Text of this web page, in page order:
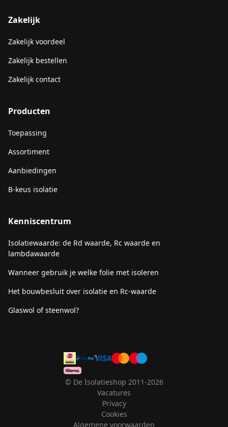
Zakelijk
Zakelijk voordeel
Zakelijk bestellen
Zakelijk contact
Producten
Toepassing
Assortiment
Aanbiedingen
B-keus isolatie
Kenniscentrum
Isolatiewaarde: de Rd waarde, Rc waarde en
lambdawaarde
Wanneer gebruik je welke folie met isoleren
Het bouwbesluit over isolatie en Rc-waarde
Glaswol of steenwol?
© De Isolatieshop 2011-2026
Vacatures
Privacy
Cookies
Algemene voorwaarden